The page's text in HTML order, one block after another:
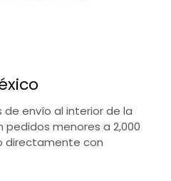
envío al interior de la
menores a 2,000
directamente con